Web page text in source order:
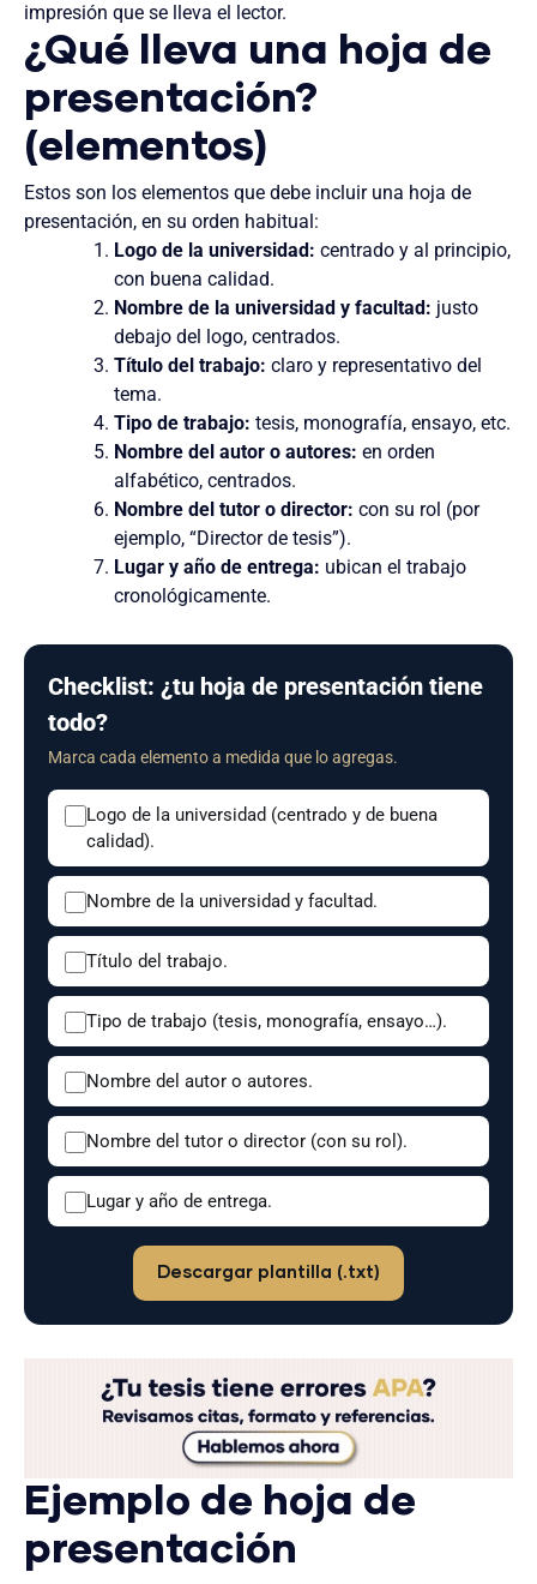
impresión que se lleva el lector.
¿Qué lleva una hoja de
presentación?
(elementos)
Estos son los elementos que debe incluir una hoja de
presentación, en su orden habitual:
Logo de la universidad: centrado y al principio,
con buena calidad.
Nombre de la universidad y facultad: justo
debajo del logo, centrados.
Título del trabajo: claro y representativo del
tema.
Tipo de trabajo: tesis, monografía, ensayo, etc.
Nombre del autor o autores: en orden
alfabético, centrados.
Nombre del tutor o director: con su rol (por
ejemplo, “Director de tesis”).
Lugar y año de entrega: ubican el trabajo
cronológicamente.
Checklist: ¿tu hoja de presentación tiene
todo?
Marca cada elemento a medida que lo agregas.
Logo de la universidad (centrado y de buena
calidad).
Nombre de la universidad y facultad.
Título del trabajo.
Tipo de trabajo (tesis, monografía, ensayo…).
Nombre del autor o autores.
Nombre del tutor o director (con su rol).
Lugar y año de entrega.
Descargar plantilla (.txt)
Ejemplo de hoja de
presentación